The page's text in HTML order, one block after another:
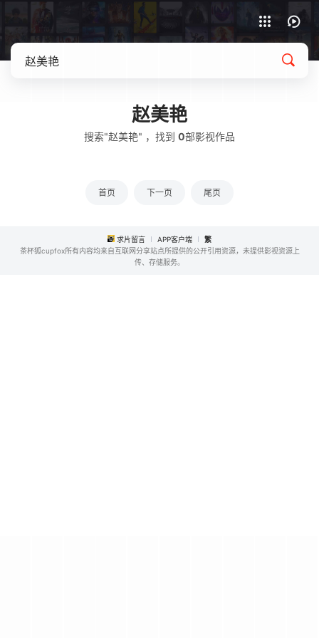
赵美艳
搜索"赵美艳" ，找到 0部影视作品
首页 下一页 尾页
求片留言 APP客户端
繁
茶杯狐cupfox所有内容均来自互联网分享站点所提供的公开引用资源，未提供影视资源上
传、存储服务。